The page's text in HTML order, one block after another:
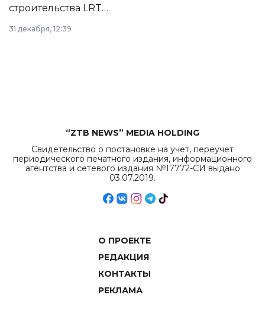
строительства LRT
в Астане из
республиканского
31 декабря, 12:39
“ZTB NEWS” MEDIA HOLDING
Свидетельство о постановке на учет, переучет
периодического печатного издания, информационного
агентства и сетевого издания №17772-СИ выдано
03.07.2019.
О ПРОЕКТЕ
РЕДАКЦИЯ
КОНТАКТЫ
РЕКЛАМА